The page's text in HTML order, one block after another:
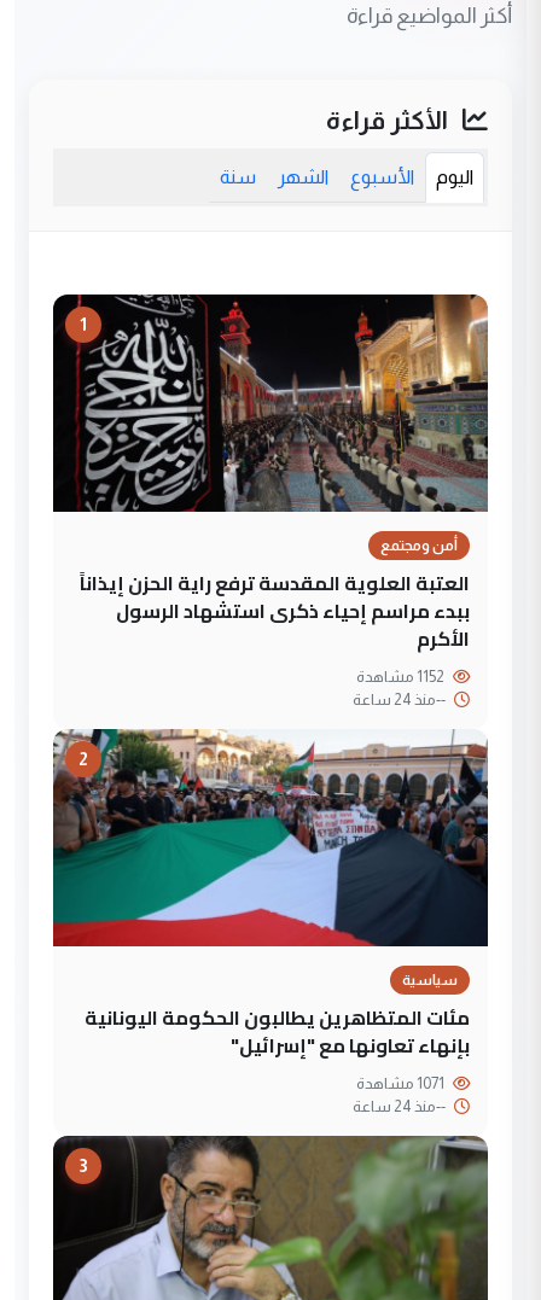
أكثر المواضيع قراءة
الأكثر قراءة
اليوم الأسبوع الشهر سنة
1
أمن ومجتمع
العتبة العلوية المقدسة ترفع راية الحزن إيذاناً
ببدء مراسم إحياء ذكرى استشهاد الرسول
الأكرم
--منذ 24 ساعة
2
سياسية
مئات المتظاهرين يطالبون الحكومة اليونانية
بإنهاء تعاونها مع "إسرائيل"
--منذ 24 ساعة
3